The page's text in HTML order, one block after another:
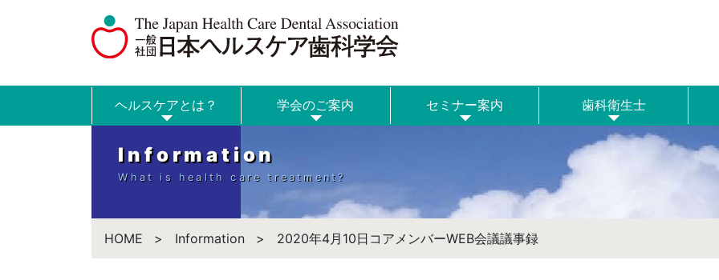
ヘルスケアとは？ 学会のご案内 セミナー案内 歯科衛生士
Information
What is health care treatment?
HOME Information 2020年4月10日コアメンバーWEB会議議事録